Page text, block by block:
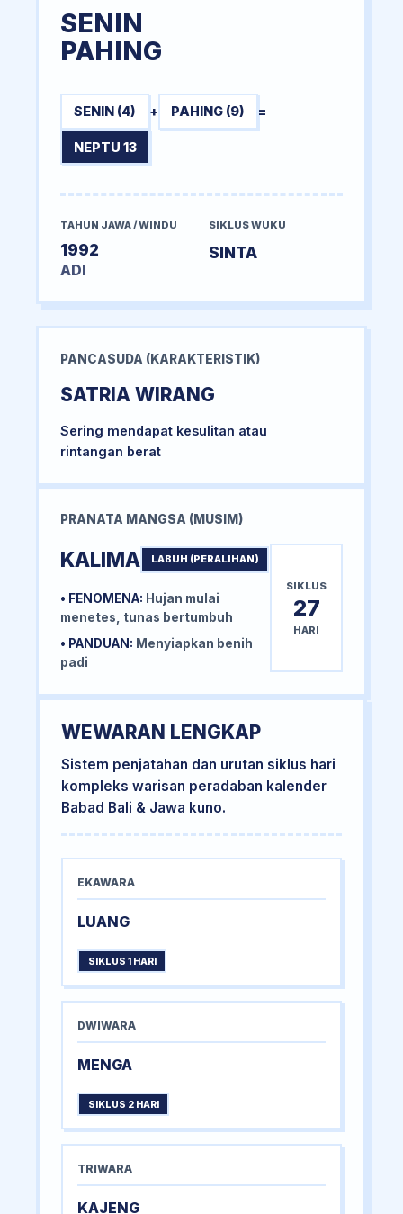
SENIN
PAHING
SENIN (4) + PAHING (9) =
NEPTU 13
TAHUN JAWA / WINDU
1992
ADI
SIKLUS WUKU
SINTA
PANCASUDA (KARAKTERISTIK)
SATRIA WIRANG
Sering mendapat kesulitan atau
rintangan berat
PRANATA MANGSA (MUSIM)
KALIMA LABUH (PERALIHAN)
• FENOMENA: Hujan mulai
menetes, tunas bertumbuh
• PANDUAN: Menyiapkan benih
padi
SIKLUS
27
HARI
WEWARAN LENGKAP
Sistem penjatahan dan urutan siklus hari
kompleks warisan peradaban kalender
Babad Bali & Jawa kuno.
EKAWARA
LUANG
SIKLUS 1 HARI
DWIWARA
MENGA
SIKLUS 2 HARI
TRIWARA
KAJENG